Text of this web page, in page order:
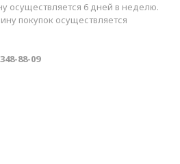
осуществляется 6 дней в неделю.
покупок осуществляется
88-09